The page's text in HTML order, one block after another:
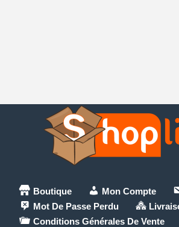
Boutique Mon Compte
Mot De Passe Perdu
Conditions Générales De Vente